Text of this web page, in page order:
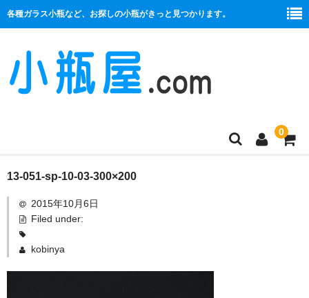
各種ガラス小瓶など、お探しの小瓶がきっと見つかります。
0
商品一覧
絞り口
13-051-sp-10-03-300×200
2015年10月6日
Filed under:
kobinya